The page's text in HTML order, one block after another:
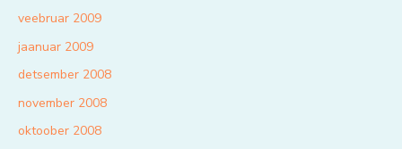
veebruar 2009
jaanuar 2009
detsember 2008
november 2008
oktoober 2008